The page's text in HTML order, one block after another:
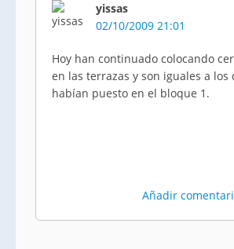
yissas
02/10/2009 21:01
Hoy han continuado colocando
en las terrazas y son iguales a los
habían puesto en el bloque 1.
Añadir